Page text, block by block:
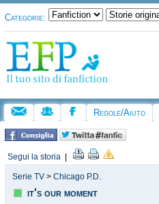
Categorie:
Regole/Aiuto
Segui la storia
Serie TV > Chicago P.D.
it's our moment